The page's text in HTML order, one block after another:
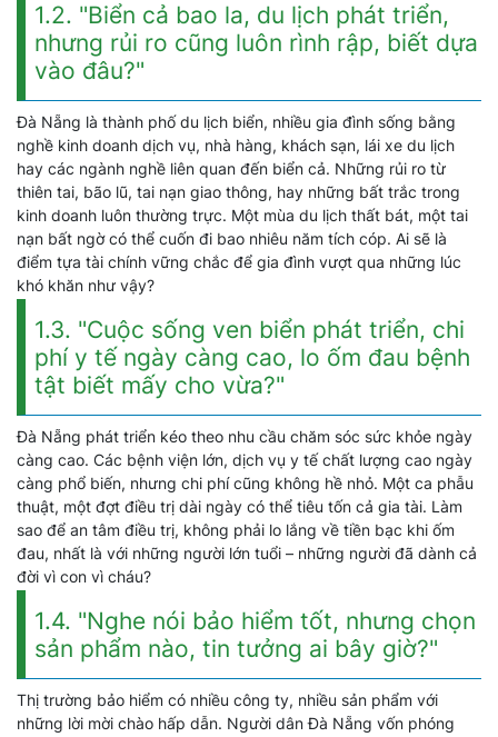
1.2. "Biển cả bao la, du lịch phát triển,
nhưng rủi ro cũng luôn rình rập, biết dựa
vào đâu?"
Đà Nẵng là thành phố du lịch biển, nhiều gia đình sống bằng
nghề kinh doanh dịch vụ, nhà hàng, khách sạn, lái xe du lịch
hay các ngành nghề liên quan đến biển cả. Những rủi ro từ
thiên tai, bão lũ, tai nạn giao thông, hay những bất trắc trong
kinh doanh luôn thường trực. Một mùa du lịch thất bát, một tai
nạn bất ngờ có thể cuốn đi bao nhiêu năm tích cóp. Ai sẽ là
điểm tựa tài chính vững chắc để gia đình vượt qua những lúc
khó khăn như vậy?
1.3. "Cuộc sống ven biển phát triển, chi
phí y tế ngày càng cao, lo ốm đau bệnh
tật biết mấy cho vừa?"
Đà Nẵng phát triển kéo theo nhu cầu chăm sóc sức khỏe ngày
càng cao. Các bệnh viện lớn, dịch vụ y tế chất lượng cao ngày
càng phổ biến, nhưng chi phí cũng không hề nhỏ. Một ca phẫu
thuật, một đợt điều trị dài ngày có thể tiêu tốn cả gia tài. Làm
sao để an tâm điều trị, không phải lo lắng về tiền bạc khi ốm
đau, nhất là với những người lớn tuổi – những người đã dành cả
đời vì con vì cháu?
1.4. "Nghe nói bảo hiểm tốt, nhưng chọn
sản phẩm nào, tin tưởng ai bây giờ?"
Thị trường bảo hiểm có nhiều công ty, nhiều sản phẩm với
những lời mời chào hấp dẫn. Người dân Đà Nẵng vốn phóng